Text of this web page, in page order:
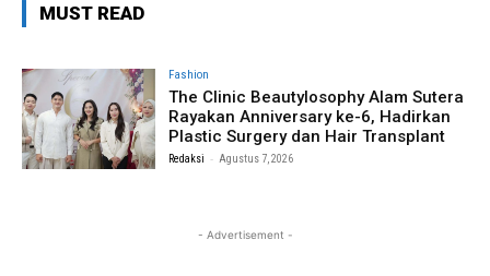
MUST READ
Fashion
The Clinic Beautylosophy Alam Sutera
Rayakan Anniversary ke-6, Hadirkan
Plastic Surgery dan Hair Transplant
Redaksi - Agustus 7, 2026
- Advertisement -